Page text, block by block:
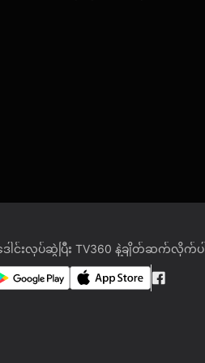
င်းလုပ်ဆွဲပြီး TV360 နဲ့ချိတ်ဆက်လိုက်ပါ